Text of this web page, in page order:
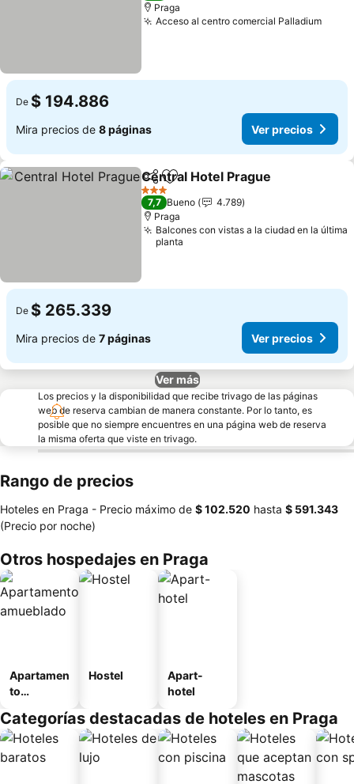
Praga
Acceso al centro comercial Palladium
De $ 194.886
Mira precios de 8 páginas Ver precios
CompartirAgregar a favoritos
Central Hotel Prague
3 Estrellas
7,7 Bueno
4.789
Praga
Balcones con vistas a la ciudad en la última
planta
De $ 265.339
Mira precios de 7 páginas Ver precios
Ver más
Los precios y la disponibilidad que recibe trivago de las páginas
web de reserva cambian de manera constante. Por lo tanto, es
posible que no siempre encuentres en una página web de reserva
la misma oferta que viste en trivago.
Rango de precios
Hoteles en Praga - Precio máximo de ‎$ 102.520 hasta ‎$ 591.343
(Precio por noche)
Otros hospedajes en Praga
Apartamen
to
o
Hostel
Apart-
hotel
Categorías destacadas de hoteles en Praga